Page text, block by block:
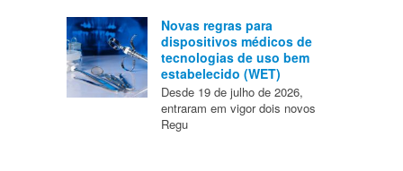
Novas regras para
dispositivos médicos de
tecnologias de uso bem
estabelecido (WET)
Desde 19 de julho de 2026,
entraram em vigor dois novos
Regu